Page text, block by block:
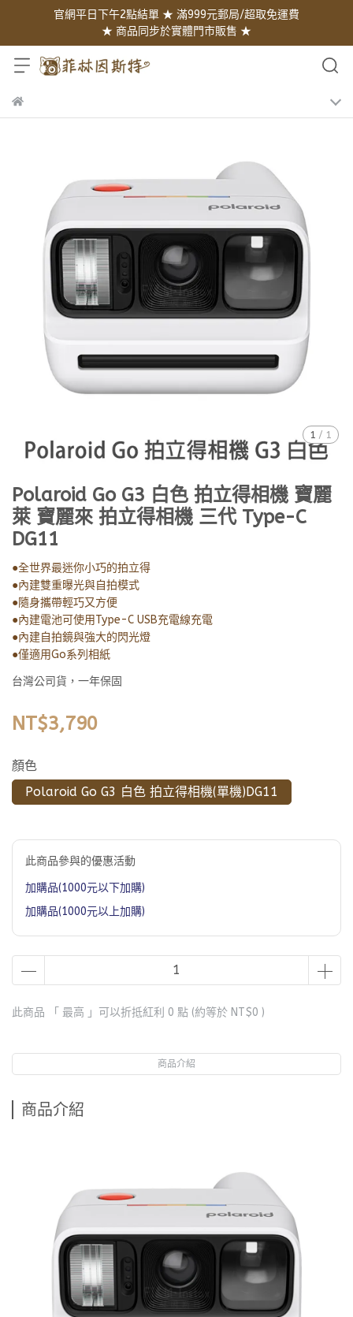
官網平日下午2點結單 ★ 滿999元郵局/超取免運費
★ 商品同步於實體門市販售 ★
1 / 1
Polaroid Go G3 白色 拍立得相機 寶麗
萊 寶麗來 拍立得相機 三代 Type-C
DG11
●全世界最迷你小巧的拍立得
●內建雙重曝光與自拍模式
●隨身攜帶輕巧又方便
●內建電池可使用Type-C USB充電線充電
●內建自拍鏡與強大的閃光燈
●僅適用Go系列相紙
台灣公司貨，一年保固
NT$3,790
顏色
Polaroid Go G3 白色 拍立得相機(單機)DG11
此商品參與的優惠活動
加購品(1000元以下加購)
加購品(1000元以上加購)
此商品 「 最高 」可以折抵紅利 0 點 (約等於 NT$0 )
商品介紹
商品介紹